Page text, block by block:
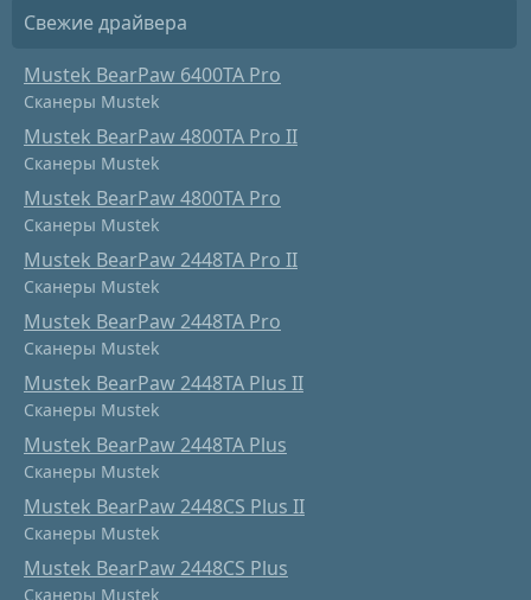
Свежие драйвера
Mustek BearPaw 6400TA Pro
Сканеры Mustek
Mustek BearPaw 4800TA Pro II
Сканеры Mustek
Mustek BearPaw 4800TA Pro
Сканеры Mustek
Mustek BearPaw 2448TA Pro II
Сканеры Mustek
Mustek BearPaw 2448TA Pro
Сканеры Mustek
Mustek BearPaw 2448TA Plus II
Сканеры Mustek
Mustek BearPaw 2448TA Plus
Сканеры Mustek
Mustek BearPaw 2448CS Plus II
Сканеры Mustek
Mustek BearPaw 2448CS Plus
Сканеры Mustek